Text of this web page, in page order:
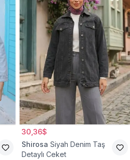
30,36$
Shirosa Siyah Denim Taş
Detaylı Ceket